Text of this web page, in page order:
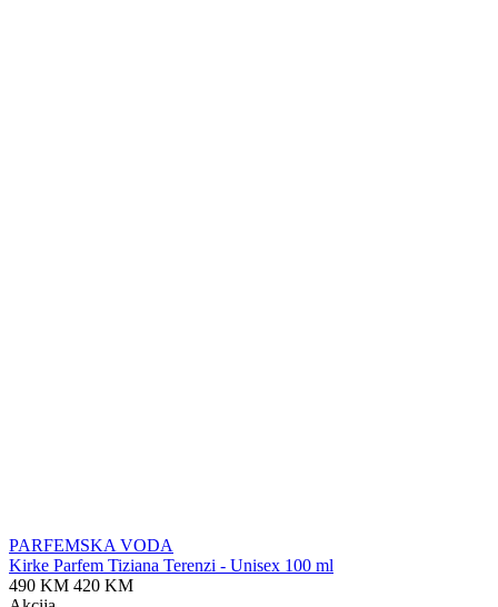
PARFEMSKA VODA
Kirke Parfem Tiziana Terenzi - Unisex 100 ml
490 KM 420 KM